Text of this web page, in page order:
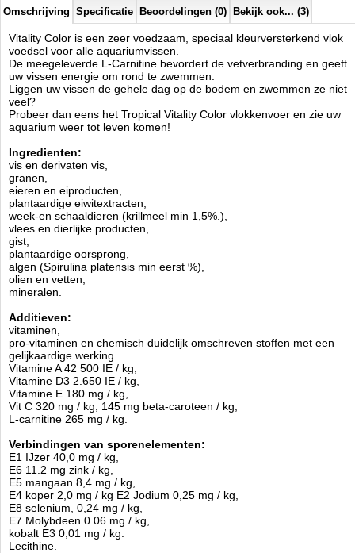
E8 selenium, 0,24 mg / kg,
E7 Molybdeen 0.06 mg / kg,
kobalt E3 0,01 mg / kg.
Lecithine.
Kleurstoffen:
80 mg astaxanthine / kg
Antioxidant Analyse:
ruw eiwit 49,0%,
vezels 3,0%,
vocht 6,0%.
Verkrijgbaar in100ml, 250ml, 500ml, 1000ml , 5ltr, 11ltr en 21ltr
formaat.
Voeden:Meerdere malen per dag kleine porties.
Tropical
Manufactured by: Tropical
Model: TRS-060
Product ID:5900469771464
215 12.98 12.98
New
Omschrijving Specificatie Beoordelingen (0) Bekijk ook... (3)
Vitality Color is een zeer voedzaam, speciaal kleurversterkend vlok
voedsel voor alle aquariumvissen.
De meegeleverde L-Carnitine bevordert de vetverbranding en geeft
uw vissen energie om rond te zwemmen.
Liggen uw vissen de gehele dag op de bodem en zwemmen ze niet
veel?
Probeer dan eens het Tropical Vitality Color vlokkenvoer en zie uw
aquarium weer tot leven komen!
Ingredienten:
vis en derivaten vis,
granen,
eieren en eiproducten,
plantaardige eiwitextracten,
week-en schaaldieren (krillmeel min 1,5%.),
vlees en dierlijke producten,
gist,
plantaardige oorsprong,
algen (Spirulina platensis min eerst %),
olien en vetten,
mineralen.
Additieven:
vitaminen,
pro-vitaminen en chemisch duidelijk omschreven stoffen met een
gelijkaardige werking.
Vitamine A 42 500 IE / kg,
Vitamine D3 2.650 IE / kg,
Vitamine E 180 mg / kg,
Vit C 320 mg / kg, 145 mg beta-caroteen / kg,
L-carnitine 265 mg / kg.
Verbindingen van sporenelementen:
E1 IJzer 40,0 mg / kg,
E6 11.2 mg zink / kg,
E5 mangaan 8,4 mg / kg,
E4 koper 2,0 mg / kg E2 Jodium 0,25 mg / kg,
E8 selenium, 0,24 mg / kg,
E7 Molybdeen 0.06 mg / kg,
kobalt E3 0,01 mg / kg.
Lecithine.